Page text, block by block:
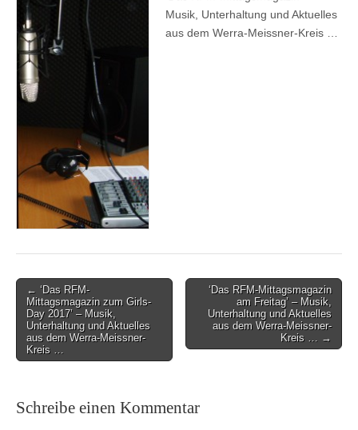
Musik, Unterhaltung und Aktuelles
aus dem Werra-Meissner-Kreis …
Post
navigation
← ‘Das RFM-
Mittagsmagazin zum Girls-
Day 2017’ – Musik,
Unterhaltung und Aktuelles
aus dem Werra-Meissner-
Kreis …
‘Das RFM-Mittagsmagazin
am Freitag’ – Musik,
Unterhaltung und Aktuelles
aus dem Werra-Meissner-
Kreis … →
Schreibe einen Kommentar